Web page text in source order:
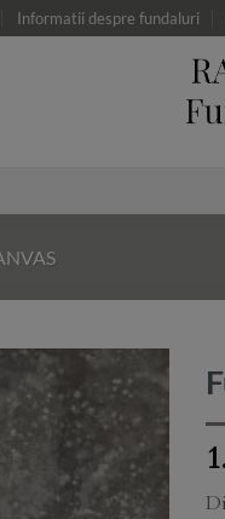
Informatii despre fundaluri
Add to
Wishlist